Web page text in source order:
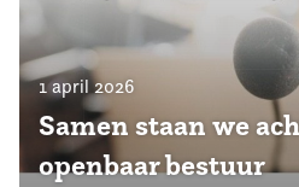
1 april 2026
Samen staan we
openbaar bestuur